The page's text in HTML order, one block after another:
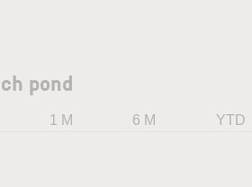
pond
1 M 6 M YTD